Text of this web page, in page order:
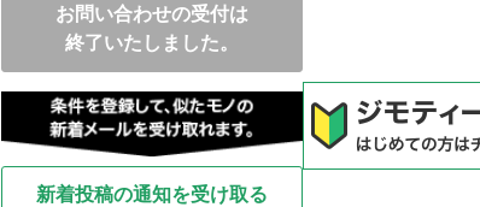
お問い合わせの受付は
終了いたしました。
新着投稿の通知を受け取る